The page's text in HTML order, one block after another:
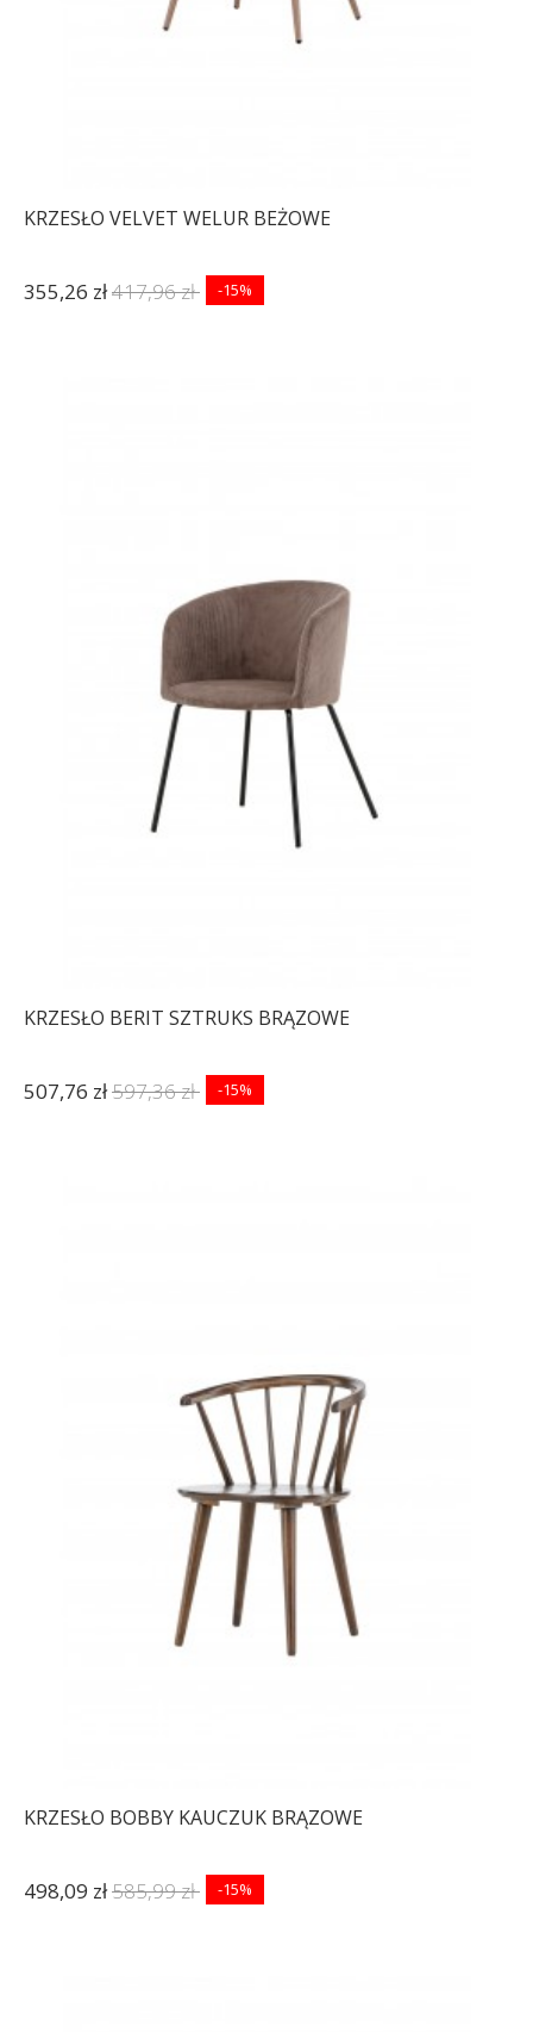
KRZESŁO VELVET WELUR BEŻOWE
355,26 zł417,96 zł -15%
KRZESŁO BERIT SZTRUKS BRĄZOWE
507,76 zł597,36 zł -15%
KRZESŁO BOBBY KAUCZUK BRĄZOWE
498,09 zł585,99 zł -15%